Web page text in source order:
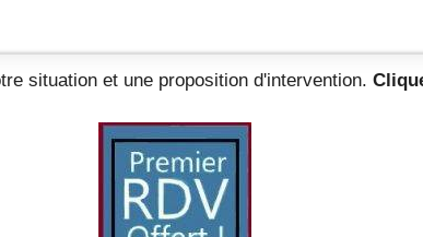
situation et une proposition d'intervention.